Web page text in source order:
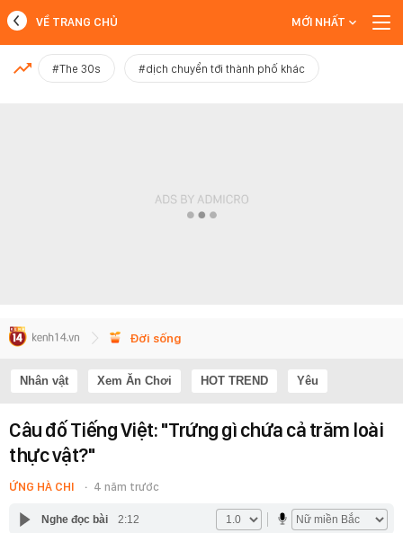
MỚI NHẤT
VỀ TRANG CHỦ MỚI NHẤT
#The 30s #dịch chuyển tới thành phố khác
Đời sống
Nhân vật Xem Ăn Chơi HOT TREND Yêu
Câu đố Tiếng Việt: "Trứng gì chứa cả trăm loài
thực vật?"
ỨNG HÀ CHI 4 năm trước
Nghe đọc bài 2:12